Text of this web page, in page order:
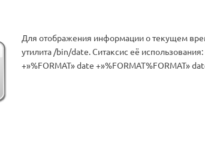
Для отображения информации о текущем
утилита /bin/date. Ситаксис её
+»%FORMAT» date +»%FORMAT%FORMAT»